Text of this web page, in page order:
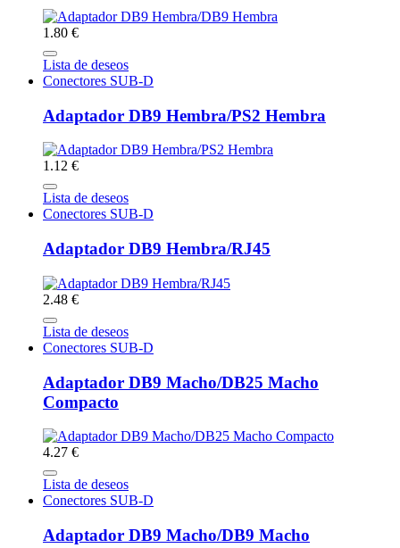
1.80 €
Lista de deseos
Conectores SUB-D
Adaptador DB9 Hembra/PS2 Hembra
1.12 €
Lista de deseos
Conectores SUB-D
Adaptador DB9 Hembra/RJ45
2.48 €
Lista de deseos
Conectores SUB-D
Adaptador DB9 Macho/DB25 Macho
Compacto
4.27 €
Lista de deseos
Conectores SUB-D
Adaptador DB9 Macho/DB9 Macho